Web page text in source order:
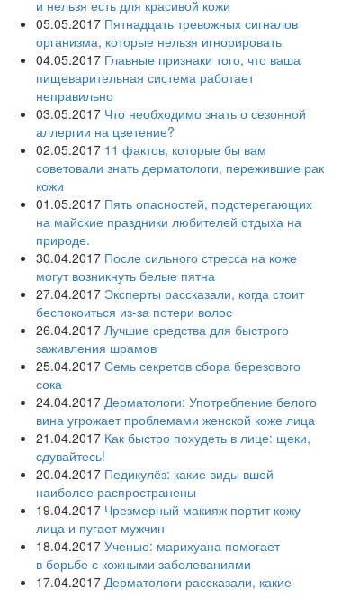
и нельзя есть для красивой кожи
05.05.2017 Пятнадцать тревожных сигналов
организма, которые нельзя игнорировать
04.05.2017 Главные признаки того, что ваша
пищеварительная система работает
неправильно
03.05.2017 Что необходимо знать о сезонной
аллергии на цветение?
02.05.2017 11 фактов, которые бы вам
советовали знать дерматологи, пережившие рак
кожи
01.05.2017 Пять опасностей, подстерегающих
на майские праздники любителей отдыха на
природе.
30.04.2017 После сильного стресса на коже
могут возникнуть белые пятна
27.04.2017 Эксперты рассказали, когда стоит
беспокоиться из-за потери волос
26.04.2017 Лучшие средства для быстрого
заживления шрамов
25.04.2017 Семь секретов сбора березового
сока
24.04.2017 Дерматологи: Употребление белого
вина угрожает проблемами женской коже лица
21.04.2017 Как быстро похудеть в лице: щеки,
сдувайтесь!
20.04.2017 Педикулёз: какие виды вшей
наиболее распространены
19.04.2017 Чрезмерный макияж портит кожу
лица и пугает мужчин
18.04.2017 Ученые: марихуана помогает
в борьбе с кожными заболеваниями
17.04.2017 Дерматологи рассказали, какие